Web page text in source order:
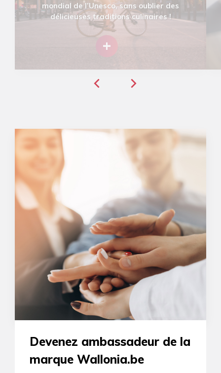
mondial de l’Unesco, sans oublier des
délicieuses traditions culinaires !
+
Devenez ambassadeur de la
marque Wallonia.be